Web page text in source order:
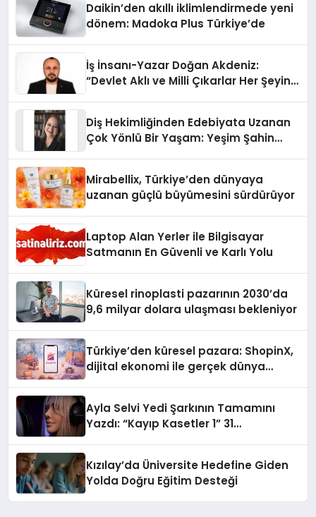
Daikin’den akıllı iklimlendirmede yeni
dönem: Madoka Plus Türkiye’de
İş İnsanı-Yazar Doğan Akdeniz:
“Devlet Aklı ve Milli Çıkarlar Her Şeyin
Diş Hekimliğinden Edebiyata Uzanan
Çok Yönlü Bir Yaşam: Yeşim Şahin
Mirabellix, Türkiye’den dünyaya
uzanan güçlü büyümesini sürdürüyor
Laptop Alan Yerler ile Bilgisayar
Satmanın En Güvenli ve Karlı Yolu
Küresel rinoplasti pazarının 2030’da
9,6 milyar dolara ulaşması bekleniyor
Türkiye’den küresel pazara: ShopinX,
dijital ekonomi ile gerçek dünya
Ayla Selvi Yedi Şarkının Tamamını
Yazdı: “Kayıp Kasetler 1” 31
Kızılay’da Üniversite Hedefine Giden
Yolda Doğru Eğitim Desteği